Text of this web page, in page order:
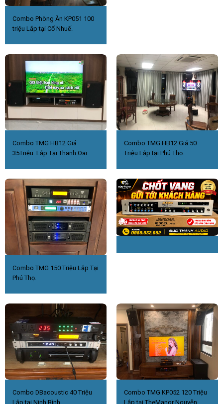
Combo Phòng Ăn KP051 100
triệu Lắp tại Cổ Nhuế.
Combo TMG HB12 Giá
35Triệu. Lắp Tại Thanh Oai
Combo TMG HB12 Giá 50
Triệu Lắp tại Phú Thọ.
Combo TMG 150 Triệu Lắp Tại
Phú Thọ.
Combo DBacoustic 40 Triệu
Lắp tại Ninh Bình.
Combo TMG KP052 120 Triệu
Lắp tại TheManor Nguyễn